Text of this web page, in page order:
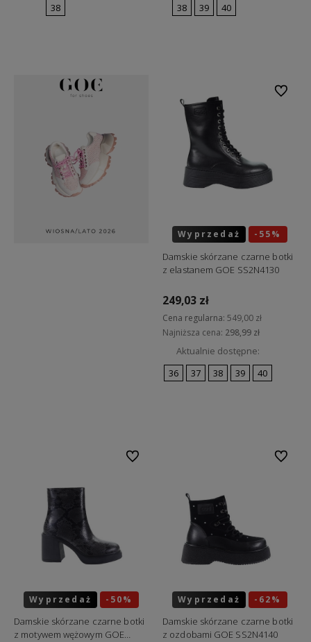
38 38 39 40
-55%
Okazja
Wyprzedaż
Damskie skórzane czarne botki
z elastanem GOE SS2N4130
249,03 zł
Cena regularna: 549,00 zł
Najniższa cena: 298,99 zł
Aktualnie dostępne:
36
37 38 39 40
Do
-50%
Okazja
Wyprzedaż
Damskie skórzane czarne botki
z motywem wężowym GOE
Do ulubionych
-62%
Okazja
Wyprzedaż
Damskie skórzane czarne botki
z ozdobami GOE SS2N4140
Do